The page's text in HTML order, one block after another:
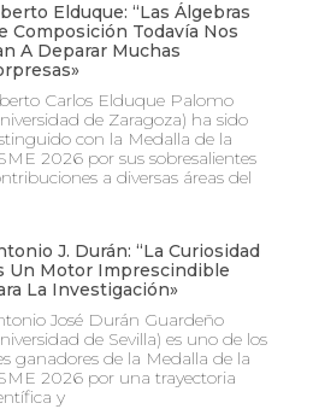
Elduque: “Las Álgebras
Composición Todavía Nos
A Deparar Muchas
Carlos Elduque Palomo
de Zaragoza) ha sido
con la Medalla de la
2026 por sus sobresalientes
a diversas áreas del
J. Durán: “La Curiosidad
Un Motor Imprescindible
La Investigación»
José Durán Guardeño
de Sevilla) es uno de los
ganadores de la Medalla de la
2026 por una trayectoria
y